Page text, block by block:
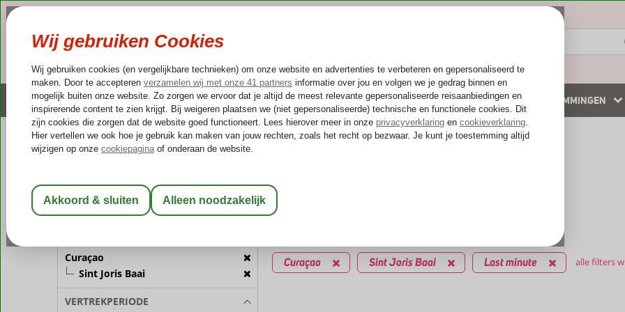
NAZOMER LAST MINUTES ZOMER 2026 WINTERZON BESTEMMINGEN
Altijd inclusief huurauto Kleinschalige & unieke accommodaties Weg van de drukte
Kamer 1: 2 Personen
Wijzig Reisgezelschap
Curaçao
Sint Joris Baai
VERTREKPERIODE
Last minute Sint Joris Baai
3 aanbiedingen
Curaçao Sint Joris Baai Last minute alle filters